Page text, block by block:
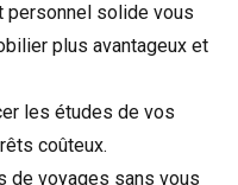
personnel solide vous
plus avantageux et
les études de vos
coûteux.
de voyages sans vous